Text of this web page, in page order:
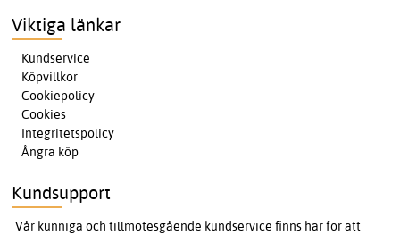
Viktiga länkar
Kundservice
Köpvillkor
Cookiepolicy
Cookies
Integritetspolicy
Ångra köp
Kundsupport
Vår kunniga och tillmötesgående kundservice finns här för att